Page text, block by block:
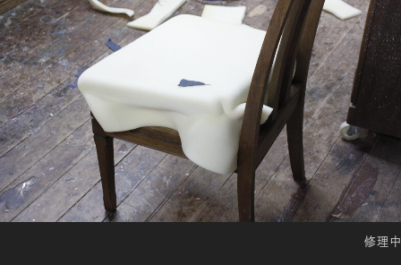
修理中